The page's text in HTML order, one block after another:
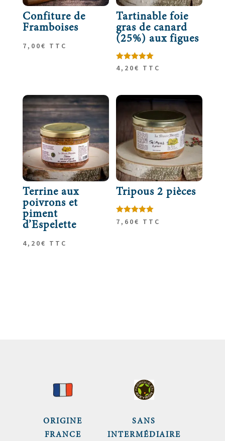
Confiture de
Framboises
7,00€ TTC
Tartinable foie
gras de canard
(25%) aux figues
Note
5.00
4,20€ TTC
Terrine aux
poivrons et
piment
d’Espelette
4,20€ TTC
Tripous 2 pièces
Note
5.00
7,60€ TTC
ORIGINE
FRANCE
SANS
INTERMÉDIAIRE